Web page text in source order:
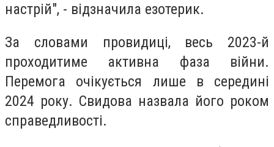
настрій", - відзначила езотерик.
За словами провидиці, весь 2023-й
проходитиме активна фаза війни.
Перемога очікується лише в середині
2024 року. Свидова назвала його роком
справедливості.